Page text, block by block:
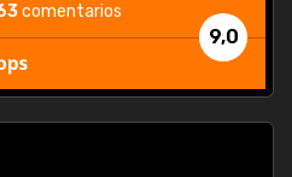
9,0
comentarios